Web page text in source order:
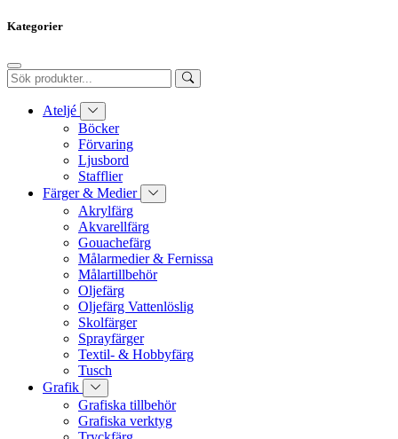
Kategorier
Ateljé
Böcker
Förvaring
Ljusbord
Stafflier
Färger & Medier
Akrylfärg
Akvarellfärg
Gouachefärg
Målarmedier & Fernissa
Målartillbehör
Oljefärg
Oljefärg Vattenlöslig
Skolfärger
Sprayfärger
Textil- & Hobbyfärg
Tusch
Grafik
Grafiska tillbehör
Grafiska verktyg